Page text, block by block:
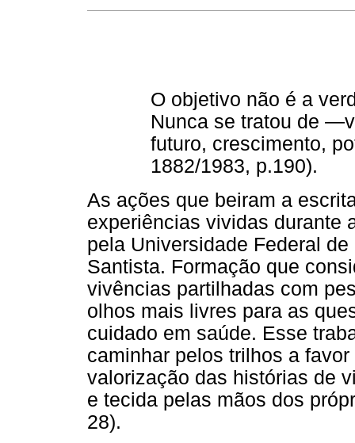
O objetivo não é a
Nunca se tratou de
futuro, crescimento,
1882/1983, p.190).
As ações que beiram a
experiências vividas durante
pela Universidade Federal
Santista. Formação que
vivências partilhadas com
olhos mais livres para as
cuidado em saúde. Esse
caminhar pelos trilhos a
valorização das histórias de
e tecida pelas mãos dos
28).